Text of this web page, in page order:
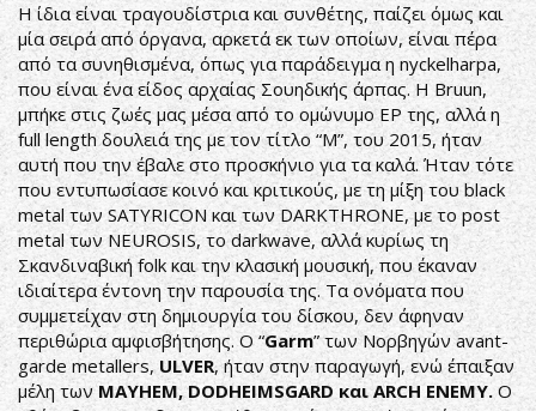
Η ίδια είναι τραγουδίστρια και συνθέτης, παίζει όμως και
μία σειρά από όργανα, αρκετά εκ των οποίων, είναι πέρα
από τα συνηθισμένα, όπως για παράδειγμα η nyckelharpa,
που είναι ένα είδος αρχαίας Σουηδικής άρπας. Η Bruun,
μπήκε στις ζωές μας μέσα από το ομώνυμο EP της, αλλά η
full length δουλειά της με τον τίτλο “M”, του 2015, ήταν
αυτή που την έβαλε στο προσκήνιο για τα καλά. Ήταν τότε
που εντυπωσίασε κοινό και κριτικούς, με τη μίξη του black
metal των SATYRICON και των DARKTHRONE, με το post
metal των NEUROSIS, το darkwave, αλλά κυρίως τη
Σκανδιναβική folk και την κλασική μουσική, που έκαναν
ιδιαίτερα έντονη την παρουσία της. Τα ονόματα που
συμμετείχαν στη δημιουργία του δίσκου, δεν άφηναν
περιθώρια αμφισβήτησης. Ο “Garm” των Νορβηγών avant-
garde metallers, ULVER, ήταν στην παραγωγή, ενώ έπαιξαν
μέλη τωνMAYHEM, DODHEIMSGARD και ARCH ENEMY. Ο